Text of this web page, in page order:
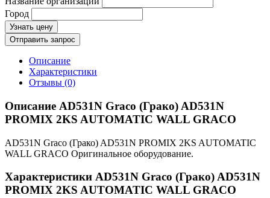
Город
Узнать цену
Отправить запрос
Описание
Характеристики
Отзывы (0)
Описание AD531N Graco (Грако) AD531N
PROMIX 2KS AUTOMATIC WALL GRACO
AD531N Graco (Грако) AD531N PROMIX 2KS AUTOMATIC
WALL GRACO Оригинальное оборудование.
Характеристики AD531N Graco (Грако) AD531N
PROMIX 2KS AUTOMATIC WALL GRACO